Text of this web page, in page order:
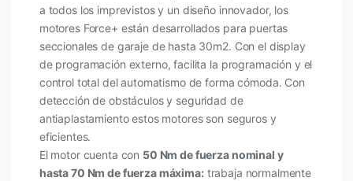
a todos los imprevistos y un diseño innovador, los
motores Force+ están desarrollados para puertas
seccionales de garaje de hasta 30m2. Con el display
de programación externo, facilita la programación y el
control total del automatismo de forma cómoda. Con
detección de obstáculos y seguridad de
antiaplastamiento estos motores son seguros y
eficientes.
El motor cuenta con 50 Nm de fuerza nominal y
hasta 70 Nm de fuerza máxima: trabaja normalmente